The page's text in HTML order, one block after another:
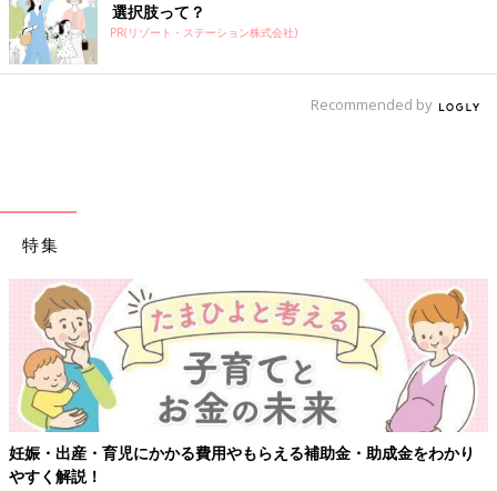
選択肢って？
PR(リゾート・ステーション株式会社)
Recommended by
特集
妊娠・出産・育児にかかる費用やもらえる補助金・助成金をわかり
やすく解説！